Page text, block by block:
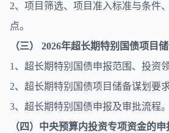
2、项目筛选、项目准入标准与条件
点。
（三） 2026年超长期特别国债项目
1、超长期特别国债申报范围、投资
2、超长期特别国债项目储备谋划要
3、超长期特别国债申报及审批流程。
（四）中央预算内投资专项资金的